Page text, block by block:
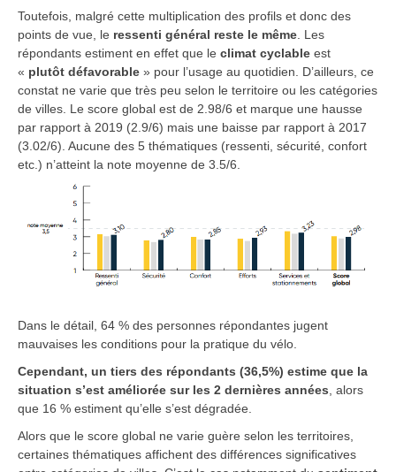
Toutefois, malgré cette multiplication des profils et donc des
points de vue, le ressenti général reste le même . Les
répondants estiment en effet que le climat cyclable est
« plutôt défavorable » pour l’usage au quotidien. D’ailleurs, ce
constat ne varie que très peu selon le territoire ou les catégories
de villes. Le score global est de 2.98/6 et marque une hausse
par rapport à 2019 (2.9/6) mais une baisse par rapport à 2017
(3.02/6). Aucune des 5 thématiques (ressenti, sécurité, confort
etc.) n’atteint la note moyenne de 3.5/6.
Dans le détail, 64 % des personnes répondantes jugent
mauvaises les conditions pour la pratique du vélo.
Cependant, un tiers des répondants (36,5%) estime que la
situation s’est améliorée sur les 2 dernières années , alors
que 16 % estiment qu’elle s’est dégradée.
Alors que le score global ne varie guère selon les territoires,
certaines thématiques affichent des différences significatives